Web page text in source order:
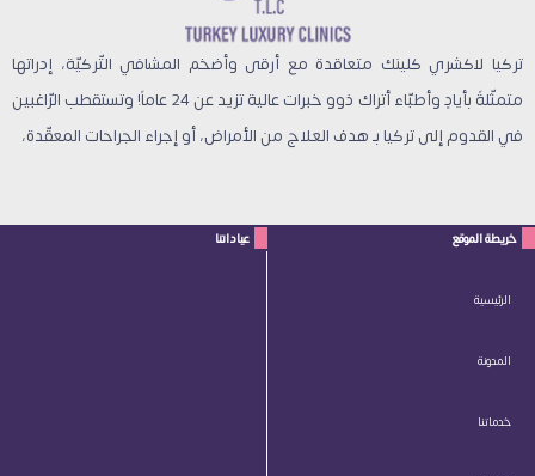
تركيا لاكشري كلينك متعاقدة مع أرقى وأضخم المشافي التّركيّة، إدراتها
متمثّلةً بأيادٍ وأطبّاء أتراك ذوو خبرات عالية تزيد عن 24 عاماً! وتستقطب الرّاغبين
في القدوم إلى تركيا بـ هدف العلاج من الأمراض، أو إجراء الجراحات المعقّدة،
خريطة الموقع
الرئيسية
المدونة
خدماتنا
عياداتنا